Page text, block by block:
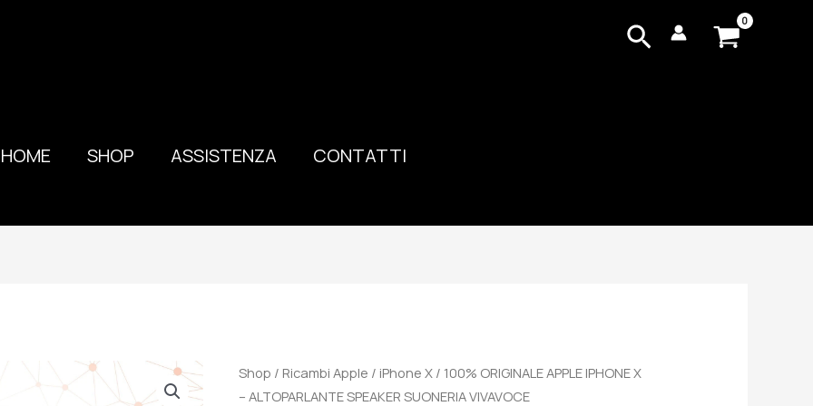
Cerca
HOME SHOP ASSISTENZA CONTATTI
Shop / Ricambi Apple / iPhone X / 100% ORIGINALE APPLE IPHONE X
– ALTOPARLANTE SPEAKER SUONERIA VIVAVOCE
100%
ORIGINALE